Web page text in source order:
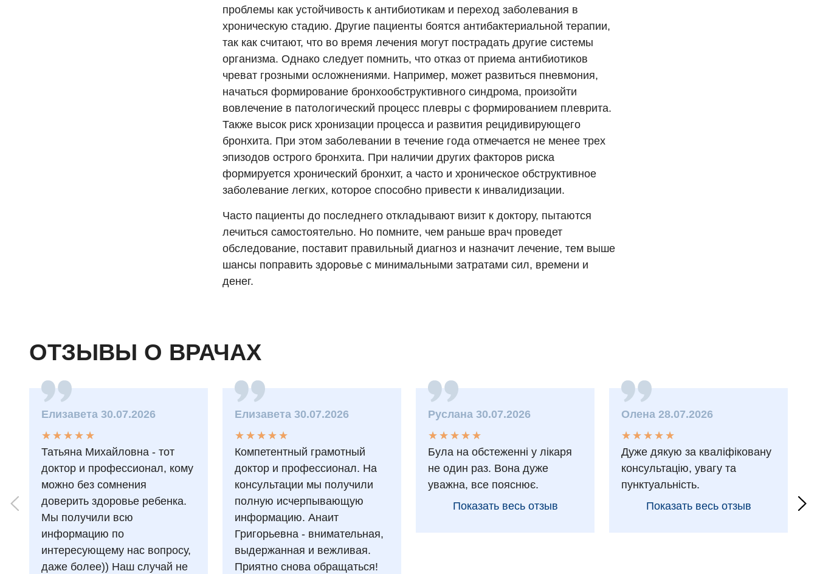
проблемы как устойчивость к антибиотикам и переход заболевания в
хроническую стадию. Другие пациенты боятся антибактериальной терапии,
так как считают, что во время лечения могут пострадать другие системы
организма. Однако следует помнить, что отказ от приема антибиотиков
чреват грозными осложнениями. Например, может развиться пневмония,
начаться формирование бронхообструктивного синдрома, произойти
вовлечение в патологический процесс плевры с формированием плеврита.
Также высок риск хронизации процесса и развития рецидивирующего
бронхита. При этом заболевании в течение года отмечается не менее трех
эпизодов острого бронхита. При наличии других факторов риска
формируется хронический бронхит, а часто и хроническое обструктивное
заболевание легких, которое способно привести к инвалидизации.
Часто пациенты до последнего откладывают визит к доктору, пытаются
лечиться самостоятельно. Но помните, чем раньше врач проведет
обследование, поставит правильный диагноз и назначит лечение, тем выше
шансы поправить здоровье с минимальными затратами сил, времени и
денег.
ОТЗЫВЫ О ВРАЧАХ
Елизавета 30.07.2026
★
★
★
★
★
★ ★ ★ ★ ★
Татьяна Михайловна - тот
доктор и профессионал, кому
можно без сомнения
доверить здоровье ребенка.
Мы получили всю
информацию по
интересующему нас вопросу,
даже более)) Наш случай не
Елизавета 30.07.2026
★
★
★
★
★
★ ★ ★ ★ ★
Компетентный грамотный
доктор и профессионал. На
консультации мы получили
полную исчерпывающую
информацию. Анаит
Григорьевна - внимательная,
выдержанная и вежливая.
Приятно снова обращаться!
Руслана 30.07.2026
★
★
★
★
★
★ ★ ★ ★ ★
Була на обстеженні у лікаря
не один раз. Вона дуже
уважна, все пояснює.
Показать весь отзыв
Олена 28.07.2026
★
★
★
★
★
★ ★ ★ ★ ★
Дуже дякую за кваліфіковану
консультацію, увагу та
пунктуальність.
Показать весь отзыв